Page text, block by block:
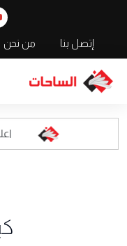
إتصل بنا من نحن
اعلام العدو: